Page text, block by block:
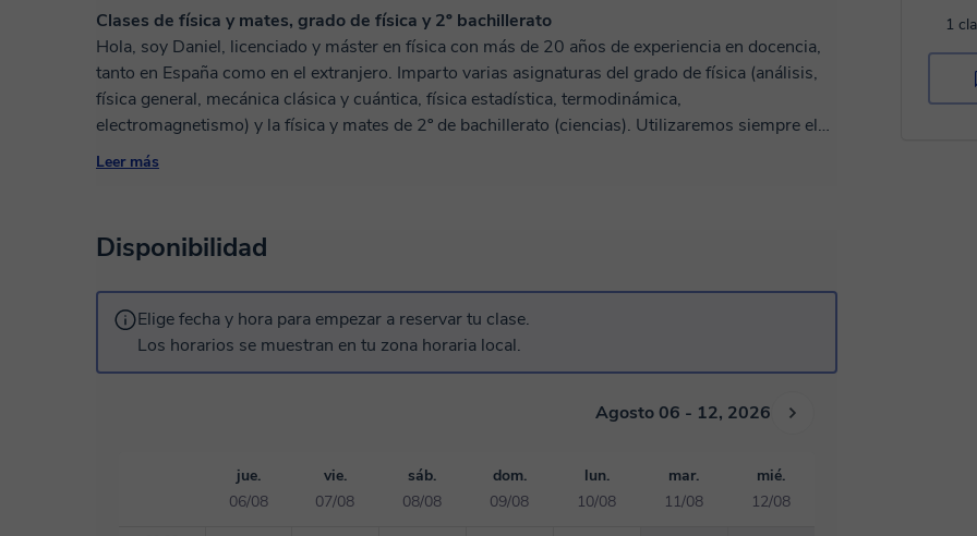
1
Clases de física y mates, grado de física y 2º bachillerato
Hola, soy Daniel, licenciado y máster en física con más de 20 años de experiencia en docencia,
tanto en España como en el extranjero. Imparto varias asignaturas del grado de física (análisis,
física general, mecánica clásica y cuántica, física estadística, termodinámica,
electromagnetismo) y la física y mates de 2º de bachillerato (ciencias). Utilizaremos siempre el
propio material del alumno. Antes de reservar la primera clase realizaremos una entrevista para
Leer más
Disponibilidad
Elige fecha y hora para empezar a reservar tu clase.
Los horarios se muestran en tu zona horaria local.
Agosto 06 - 12, 2026
jue.
06/08
vie.
07/08
sáb.
08/08
dom.
09/08
lun.
10/08
mar.
11/08
mié.
12/08